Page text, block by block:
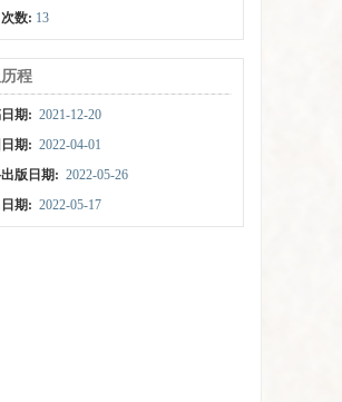
数: 13
程
期: 2021-12-20
期: 2022-04-01
版日期: 2022-05-26
期: 2022-05-17